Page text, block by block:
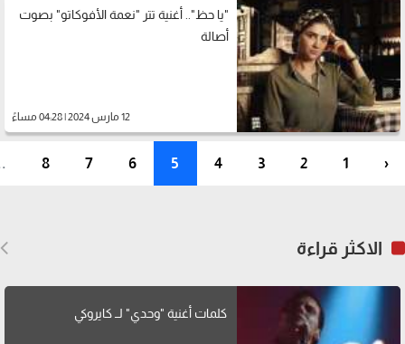
"يا حظ".. أغنية تتر "نعمة الأفوكاتو" بصوت
أصالة
12 مارس 2024 | 04:28 مساءً
‹
1
2
3
4
5
6
7
8
الاكثر قراءة
كلمات أغنية "وحدي" لــ كايروكي